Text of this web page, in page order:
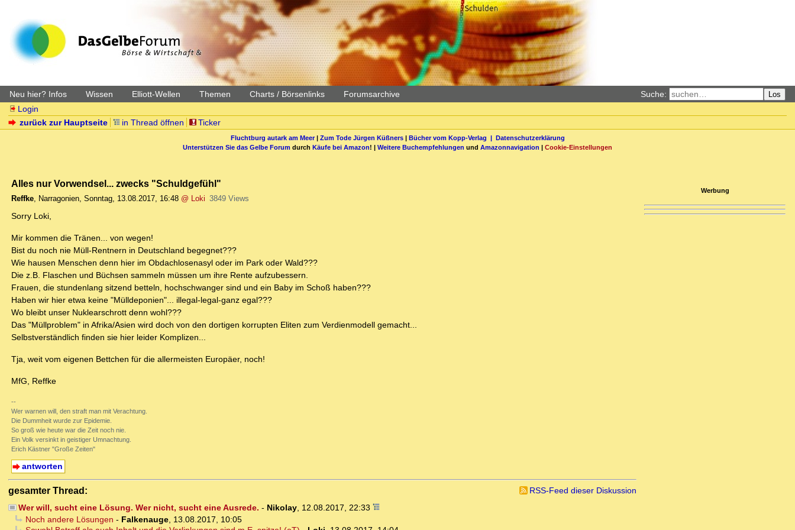
Neu hier? Infos Wissen Elliott-Wellen Themen Charts / Börsenlinks Forumsarchive Suche: Los
Login
zurück zur Hauptseite
in Thread öffnen Ticker
Fluchtburg autark am Meer| Zum Tode Jürgen Küßners| Bücher vom Kopp-Verlag | Datenschutzerklärung
Unterstützen Sie das Gelbe Forum durch Käufe bei Amazon! | Weitere Buchempfehlungen und Amazonnavigation | Cookie-Einstellungen
Alles nur Vorwendsel... zwecks "Schuldgefühl"
Reffke, Narragonien, Sonntag, 13.08.2017, 16:48 @ Loki 3849 Views
Sorry Loki,
Mir kommen die Tränen... von wegen!
Bist du noch nie Müll-Rentnern in Deutschland begegnet???
Wie hausen Menschen denn hier im Obdachlosenasyl oder im Park oder Wald???
Die z.B. Flaschen und Büchsen sammeln müssen um ihre Rente aufzubessern.
Frauen, die stundenlang sitzend betteln, hochschwanger sind und ein Baby im Schoß haben???
Haben wir hier etwa keine "Mülldeponien"... illegal-legal-ganz egal???
Wo bleibt unser Nuklearschrott denn wohl???
Das "Müllproblem" in Afrika/Asien wird doch von den dortigen korrupten Eliten zum Verdienmodell gemacht...
Selbstverständlich finden sie hier leider Komplizen...
Tja, weit vom eigenen Bettchen für die allermeisten Europäer, noch!
MfG, Reffke
--
Wer warnen will, den straft man mit Verachtung.
Die Dummheit wurde zur Epidemie.
So groß wie heute war die Zeit noch nie.
Ein Volk versinkt in geistiger Umnachtung.
Erich Kästner "Große Zeiten"
antworten
gesamter Thread:
RSS-Feed dieser Diskussion
Wer will, sucht eine Lösung. Wer nicht, sucht eine Ausrede. - Nikolay, 12.08.2017, 22:33
Noch andere Lösungen - Falkenauge, 13.08.2017, 10:05
Werbung